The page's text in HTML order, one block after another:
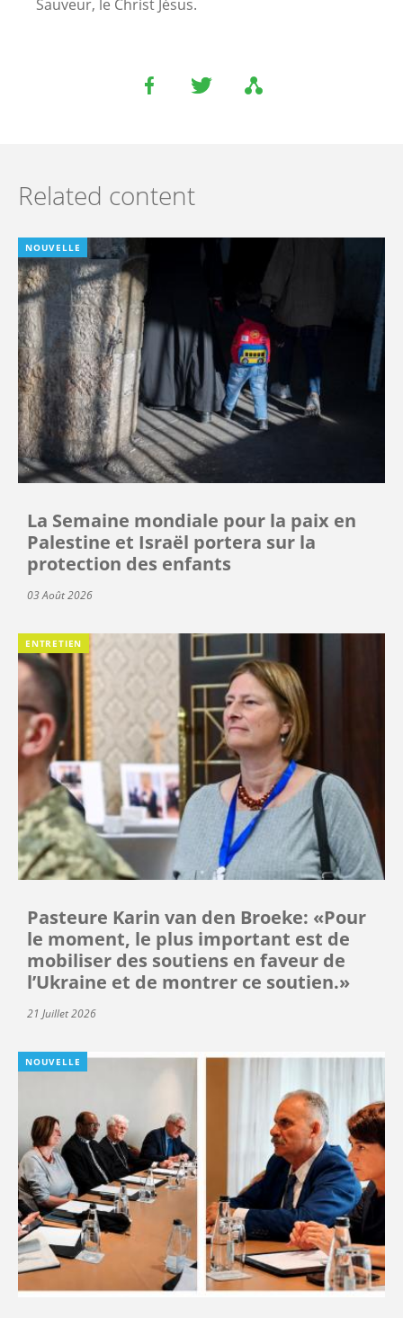
Sauveur, le Christ Jésus.
Related content
NOUVELLE
La Semaine mondiale pour la paix en
Palestine et Israël portera sur la
protection des enfants
03 Août 2026
ENTRETIEN
Pasteure Karin van den Broeke: «Pour
le moment, le plus important est de
mobiliser des soutiens en faveur de
l’Ukraine et de montrer ce soutien.»
21 Juillet 2026
NOUVELLE